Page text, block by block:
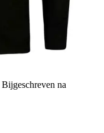
Bijgeschreven na